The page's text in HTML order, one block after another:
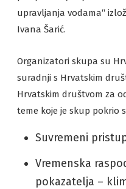
upravljanja vodama“
Ivana Šarić.
Organizatori skupa su
suradnji s Hrvatskim
Hrvatskim društvom za
teme koje je skup pokrio
Suvremeni
Vremenska
pokazatelja –